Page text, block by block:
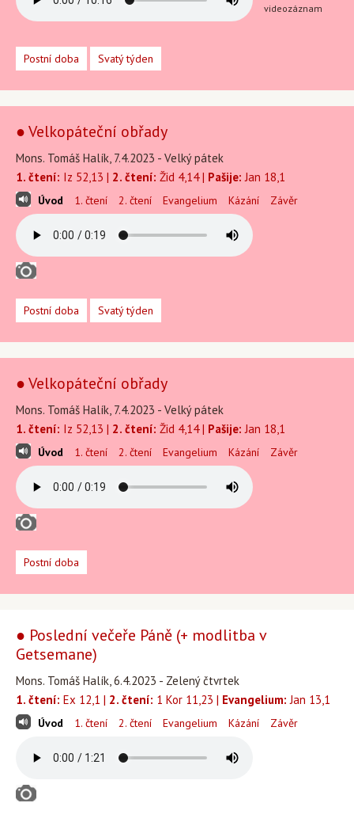
videozáznam
Postní doba Svatý týden
● Velkopáteční obřady
Mons. Tomáš Halík, 7.4.2023 - Velký pátek
1. čtení: Iz 52,13 | 2. čtení: Žid 4,14 | Pašije: Jan 18,1
Úvod 1. čtení 2. čtení Evangelium Kázání Závěr
Postní doba Svatý týden
● Velkopáteční obřady
Mons. Tomáš Halík, 7.4.2023 - Velký pátek
1. čtení: Iz 52,13 | 2. čtení: Žid 4,14 | Pašije: Jan 18,1
Úvod 1. čtení 2. čtení Evangelium Kázání Závěr
Postní doba
● Poslední večeře Páně (+ modlitba v
Getsemane)
Mons. Tomáš Halík, 6.4.2023 - Zelený čtvrtek
1. čtení: Ex 12,1 | 2. čtení: 1 Kor 11,23 | Evangelium: Jan 13,1
Úvod 1. čtení 2. čtení Evangelium Kázání Závěr